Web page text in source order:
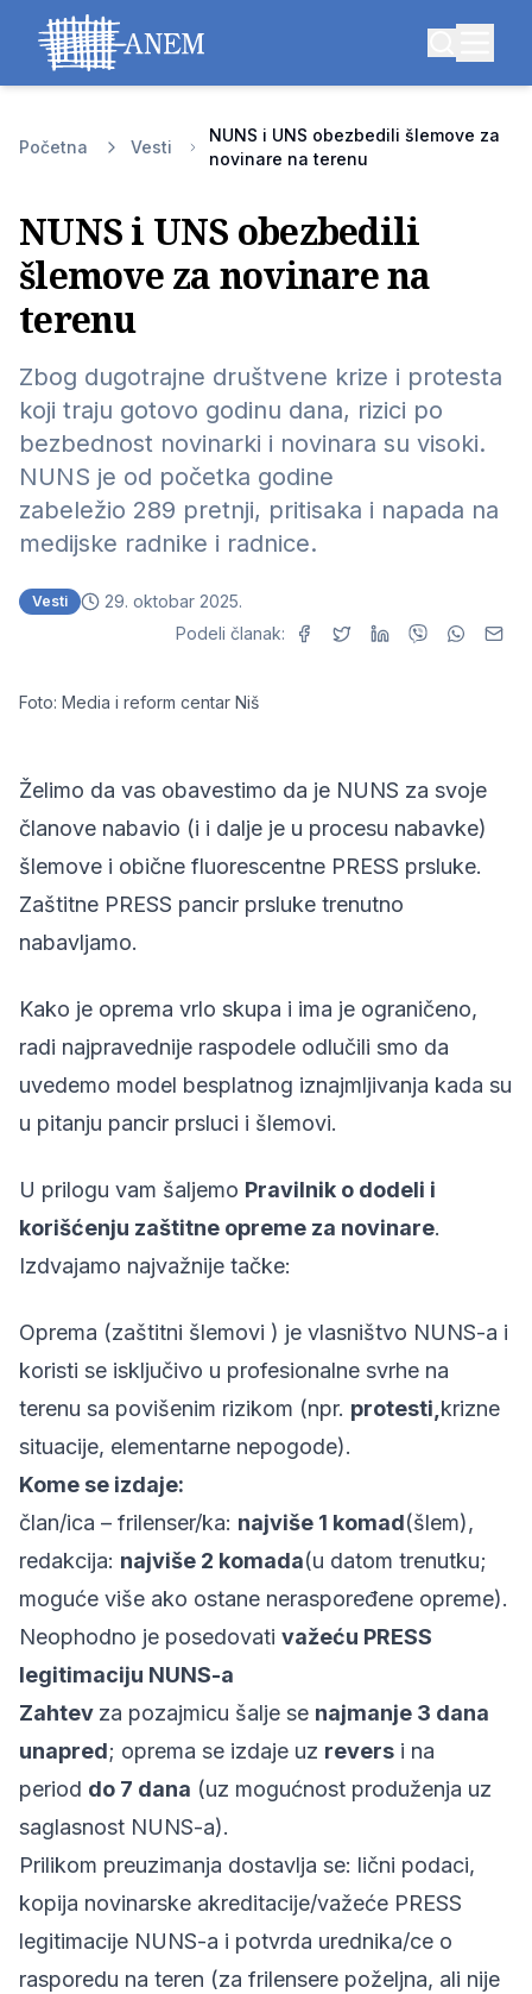
Početna Vesti
NUNS i UNS obezbedili šlemove za
novinare na terenu
NUNS i UNS obezbedili
šlemove za novinare na
terenu
Zbog dugotrajne društvene krize i protesta
koji traju gotovo godinu dana, rizici po
bezbednost novinarki i novinara su visoki.
NUNS je od početka godine
zabeležio 289 pretnji, pritisaka i napada na
medijske radnike i radnice.
Vesti
29. oktobar 2025.
Podeli članak:
Foto: Media i reform centar Niš
Želimo da vas obavestimo da je NUNS za svoje
članove nabavio (i i dalje je u procesu nabavke)
šlemove i obične fluorescentne PRESS prsluke.
Zaštitne PRESS pancir prsluke trenutno
nabavljamo.
Kako je oprema vrlo skupa i ima je ograničeno,
radi najpravednije raspodele odlučili smo da
uvedemo model besplatnog iznajmljivanja kada su
u pitanju pancir prsluci i šlemovi.
U prilogu vam šaljemo Pravilnik o dodeli i
korišćenju zaštitne opreme za novinare.
Izdvajamo najvažnije tačke:
Oprema (zaštitni šlemovi ) je vlasništvo NUNS-a i
koristi se isključivo u profesionalne svrhe na
terenu sa povišenim rizikom (npr. protesti, krizne
situacije, elementarne nepogode).
Kome se izdaje:
član/ica – frilenser/ka: najviše 1 komad(šlem),
redakcija: najviše 2 komada(u datom trenutku;
moguće više ako ostane neraspoređene opreme).
Neophodno je posedovati važeću PRESS
legitimaciju NUNS-a
Zahtev za pozajmicu šalje se najmanje 3 dana
unapred; oprema se izdaje uz revers i na
period do 7 dana (uz mogućnost produženja uz
saglasnost NUNS-a).
Prilikom preuzimanja dostavlja se: lični podaci,
kopija novinarske akreditacije/važeće PRESS
legitimacije NUNS-a i potvrda urednika/ce o
rasporedu na teren (za frilensere poželjna, ali nije